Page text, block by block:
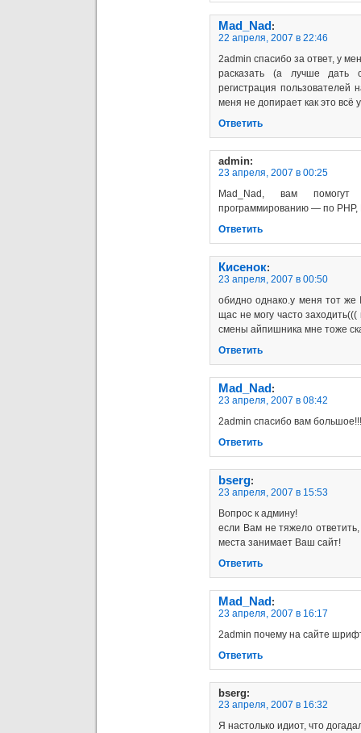
Mad_Nad :
22 апреля, 2007 в 22:46
2admin спасибо за ответ, у
расказать (а лучше дать
регистрация
меня не допирает как это всё
Ответить
admin:
23 апреля, 2007 в 00:25
Mad_Nad, вам помогут
программированию — по
Ответить
Кисенок:
23 апреля, 2007 в 00:50
обидно однако.у меня тот же
щас не могу часто
смены айпишника мне тоже
Ответить
Mad_Nad :
23 апреля, 2007 в 08:42
2admin спасибо вам
Ответить
bserg:
23 апреля, 2007 в 15:53
Вопрос к админу!
если Вам не тяжело
места занимает Ваш сайт!
Ответить
Mad_Nad :
23 апреля, 2007 в 16:17
2admin почему на сайте
Ответить
bserg:
23 апреля, 2007 в 16:32
Я настолько идиот, что